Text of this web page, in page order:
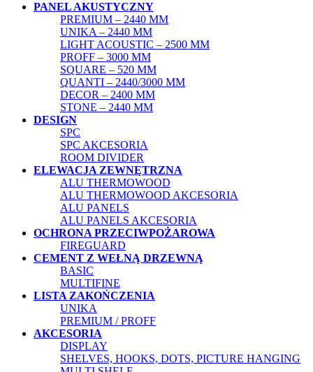
PANEL AKUSTYCZNY
PREMIUM – 2440 MM
UNIKA – 2440 MM
LIGHT ACOUSTIC – 2500 MM
PROFF – 3000 MM
SQUARE – 520 MM
QUANTI – 2440/3000 MM
DECOR – 2400 MM
STONE – 2440 MM
DESIGN
SPC
SPC AKCESORIA
ROOM DIVIDER
ELEWACJA ZEWNĘTRZNA
ALU THERMOWOOD
ALU THERMOWOOD AKCESORIA
ALU PANELS
ALU PANELS AKCESORIA
OCHRONA PRZECIWPOŻAROWA
FIREGUARD
CEMENT Z WEŁNĄ DRZEWNĄ
BASIC
MULTIFINE
LISTA ZAKOŃCZENIA
UNIKA
PREMIUM / PROFF
AKCESORIA
DISPLAY
SHELVES, HOOKS, DOTS, PICTURE HANGING